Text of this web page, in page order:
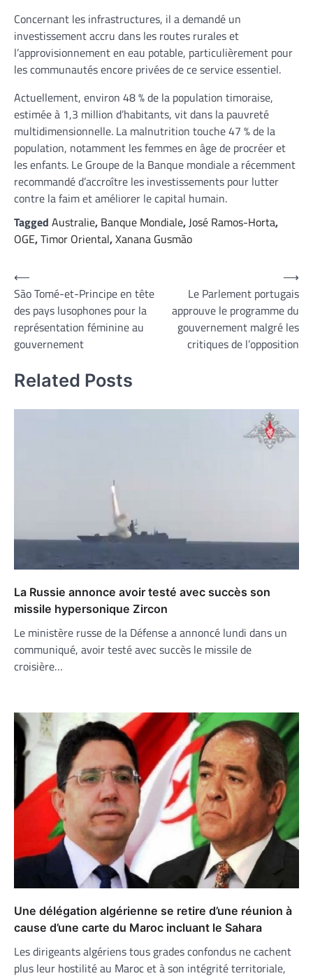
Concernant les infrastructures, il a demandé un
investissement accru dans les routes rurales et
l’approvisionnement en eau potable, particulièrement pour
les communautés encore privées de ce service essentiel.
Actuellement, environ 48 % de la population timoraise,
estimée à 1,3 million d’habitants, vit dans la pauvreté
multidimensionnelle. La malnutrition touche 47 % de la
population, notamment les femmes en âge de procréer et
les enfants. Le Groupe de la Banque mondiale a récemment
recommandé d’accroître les investissements pour lutter
contre la faim et améliorer le capital humain.
Tagged Australie, Banque Mondiale,José Ramos-Horta,
OGE,Timor Oriental,Xanana Gusmão
Navigation
de
l’article
⟵
São Tomé-et-Principe en tête
des pays lusophones pour la
représentation féminine au
gouvernement
Le Parlement portugais
approuve le programme du
gouvernement malgré les
critiques de l’opposition
⟶
Related Posts
La Russie annonce avoir testé avec succès son
missile hypersonique Zircon
Le ministère russe de la Défense a annoncé lundi dans un
communiqué, avoir testé avec succès le missile de
croisière…
Une délégation algérienne se retire d’une réunion à
cause d’une carte du Maroc incluant le Sahara
Les dirigeants algériens tous grades confondus ne cachent
plus leur hostilité au Maroc et à son intégrité territoriale,